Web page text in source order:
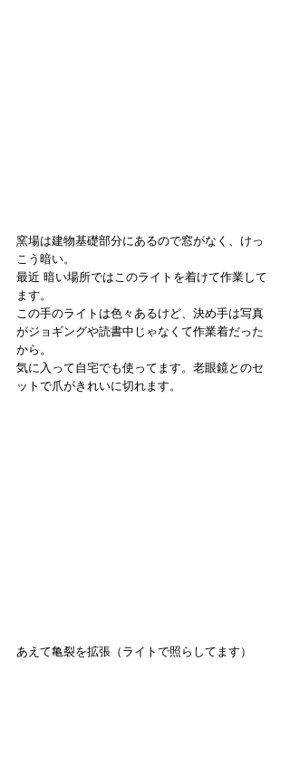
窯場は建物基礎部分にあるので窓がなく、けっ
こう暗い。
最近 暗い場所ではこのライトを着けて作業して
ます。
この手のライトは色々あるけど、決め手は写真
がジョギングや読書中じゃなくて作業着だった
から。
気に入って自宅でも使ってます。老眼鏡とのセ
ットで爪がきれいに切れます。
あえて亀裂を拡張（ライトで照らしてます）